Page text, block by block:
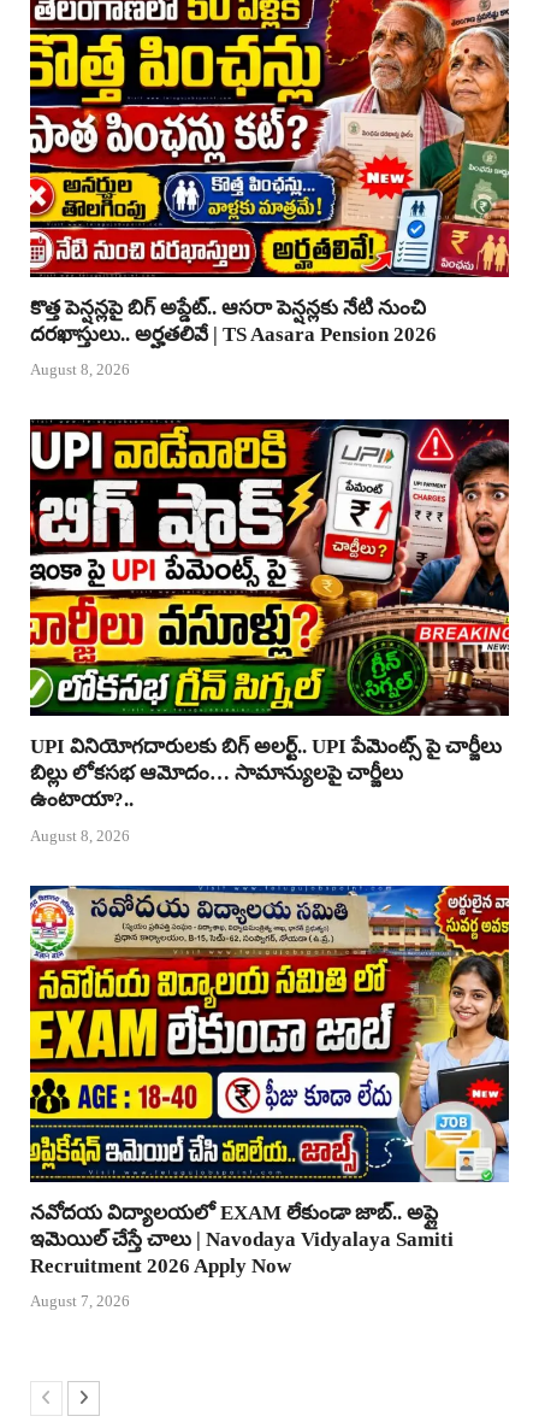
కొత్త పెన్షన్లపై బిగ్ అప్డేట్.. ఆసరా పెన్షన్లకు నేటి నుంచి
దరఖాస్తులు.. అర్హతలివే | TS Aasara Pension 2026
August 8, 2026
UPI వినియోగదారులకు బిగ్ అలర్ట్.. UPI పేమెంట్స్ పై చార్జీలు
బిల్లు లోకసభ ఆమోదం… సామాన్యులపై చార్జీలు
ఉంటాయా?..
August 8, 2026
నవోదయ విద్యాలయలో EXAM లేకుండా జాబ్.. అప్లై
ఇమెయిల్ చేస్తే చాలు | Navodaya Vidyalaya Samiti
Recruitment 2026 Apply Now
August 7, 2026